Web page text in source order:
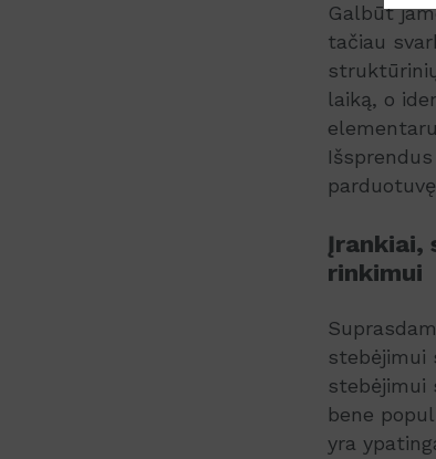
Galbūt
tačiau
laiką, o
Įrankiai,
rinkimui
stebėjimui
stebėjimui
bene
yra